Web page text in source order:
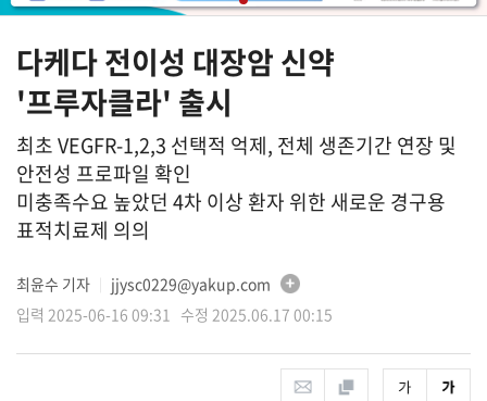
다케다 전이성 대장암 신약
'프루자클라' 출시
최초 VEGFR-1,2,3 선택적 억제, 전체 생존기간 연장 및
안전성 프로파일 확인
미충족수요 높았던 4차 이상 환자 위한 새로운 경구용
표적치료제 의의
최윤수 기자
jjysc0229@yakup.com
입력 2025-06-16 09:31 수정 2025.06.17 00:15